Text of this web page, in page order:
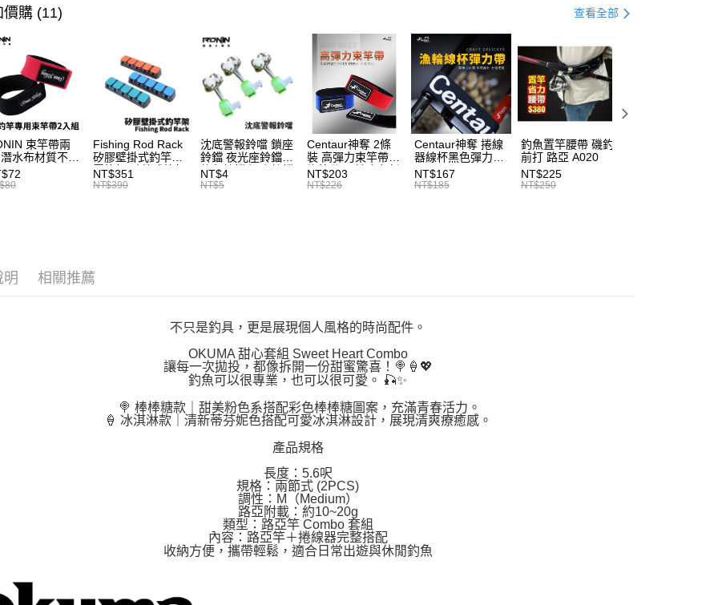
2.基於同意付款使用「大哥付你分期」之契約關係目的，商店將以您的個人
資料（包含姓名、電話或地址）提供予台灣大哥大進項蒐集、處理及利
用，由本公司與您本人進行分期帳單所需資料之確認、核對及更正。
3.完整用戶服務條款，請詳閱以下連結：https://oppay.tw/userRule
※ 交易是否成功請以「AFTEE先享後付 」之結帳頁面顯示為準，若有關於
付客戶支援中心」https://netprotections.freshdesk.com/support/home
【注意事項】
１．透過由恩沛科技股份有限公司提供之「AFTEE先享後付」服務完成之
交易，需依本服務之必要範圍內提供個人資料，並將交易相關給付款項請
求債權轉讓予恩沛科技股份有限公司。
２．關於個人資料處理事宜，請瀏覽以下網址：
https://aftee.tw/terms/#terms3
３．未成年的使用者請事先徵得法定代理人或監護人之同意方可使用
「AFTEE先享後付」，若未經同意申辦者引起之損失，本公司不負相關責
任。
RONIN釣手嚴選套組
首購、新手必購商品 路亞新手必購商品
價購 (11) 查看全部
束竿帶兩
水布材質不傷
竿 A027
Fishing Rod Rack
矽膠壁掛式釣竿架
置竿架 壁鎖式竿架
釣竿展示架 T1086
NT$351
NT$390
沈底警報鈴噹 鎖座
鈴鐺 夜光座鈴鐺
釣魚鈴鐺 沉底鈴鐺
1入 可插
NT$4
NT$5
Centaur神奪 2條
裝 高彈力束竿帶
綁竿帶 彈性魔鬼氈
束帶 A037
NT$203
NT$226
Centaur神奪 捲線
器線杯黑色彈力帶
T227
NT$167
NT$185
釣魚置竿腰帶 磯釣
前打 路亞 A020
NT$225
NT$250
明 相關推薦
不只是釣具，更是展現個人風格的時尚配件。
OKUMA 甜心套組 Sweet Heart Combo
讓每一次拋投，都像拆開一份甜蜜驚喜！🍭🍦💖
釣魚可以很專業，也可以很可愛。 🎣✨
🍭 棒棒糖款｜甜美粉色系搭配彩色棒棒糖圖案，充滿青春活力。
🍦 冰淇淋款｜清新蒂芬妮色搭配可愛冰淇淋設計，展現清爽療癒感。
產品規格
長度：5.6呎
規格：兩節式 (2PCS)
調性：M（Medium）
路亞附載：約10~20g
類型：路亞竿 Combo 套組
內容：路亞竿＋捲線器完整搭配